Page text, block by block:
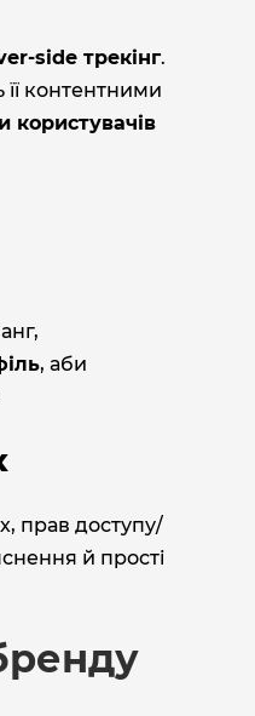
трекінг.
контентними
користувачів
, аби
прав доступу/
й прості